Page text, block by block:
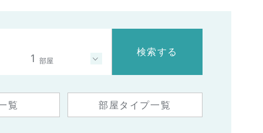
1 部屋
検索する
覧 部屋タイプ一覧